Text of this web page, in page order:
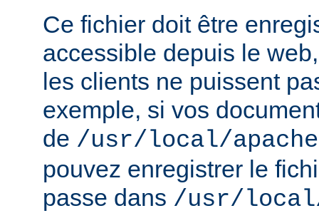
Ce fichier doit être
accessible depuis le
les clients ne puissent
exemple, si vos
de /usr/local/
pouvez enregistrer le
passe dans /usr/local/